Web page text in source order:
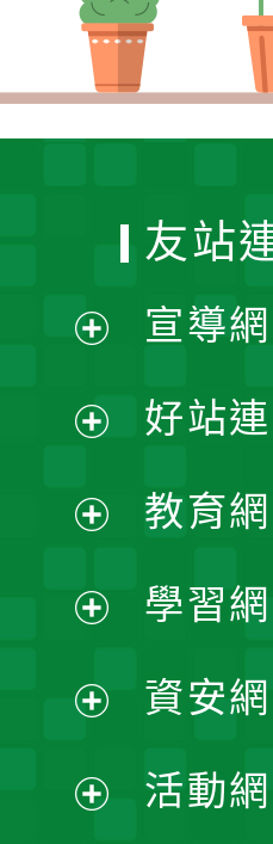
開
選
單
開
選
單
開
選
單
開
選
開
友站
宣導
好站
教育
學習
資安
活動